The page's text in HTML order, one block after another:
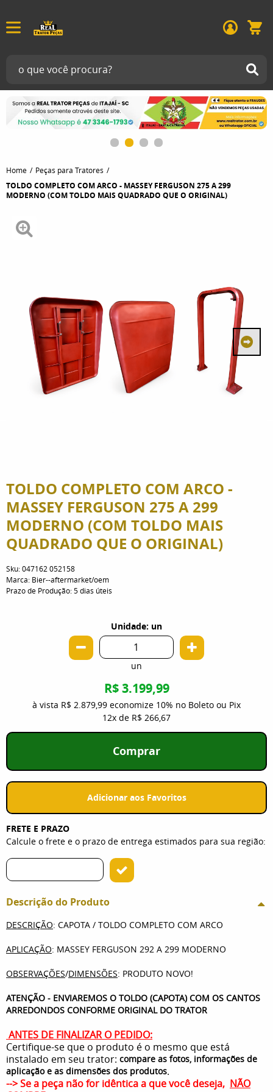
Home Peças para Tratores
TOLDO COMPLETO COM ARCO - MASSEY FERGUSON 275 A 299
MODERNO (COM TOLDO MAIS QUADRADO QUE O ORIGINAL)
TOLDO COMPLETO COM ARCO -
MASSEY FERGUSON 275 A 299
MODERNO (COM TOLDO MAIS
QUADRADO QUE O ORIGINAL)
Sku:047162 052158
Marca: Bier--aftermarket/oem
Prazo de Produção:5 dias úteis
Unidade: un
un
R$ 3.199,99
à vista R$ 2.879,99 economize 10% no Boleto ou Pix
12x de R$ 266,67
Comprar
Adicionar aos Favoritos
FRETE E PRAZO
Calcule o frete e o prazo de entrega estimados para sua região:
Descrição do Produto
DESCRIÇÃO: CAPOTA / TOLDO COMPLETO COM ARCO
APLICAÇÃO: MASSEY FERGUSON 292 A 299 MODERNO
OBSERVAÇÕES/DIMENSÕES: PRODUTO NOVO!
ATENÇÃO - ENVIAREMOS O TOLDO (CAPOTA) COM OS CANTOS
ARREDONDOS CONFORME ORIGINAL DO TRATOR
ANTES DE FINALIZAR O PEDIDO:
Certifique-se que o produto é o mesmo que está
instalado em seu trator: compare as fotos, informações de
aplicação e as dimensões dos produtos.
--> Se a peça não for idêntica a que você deseja, NÃO